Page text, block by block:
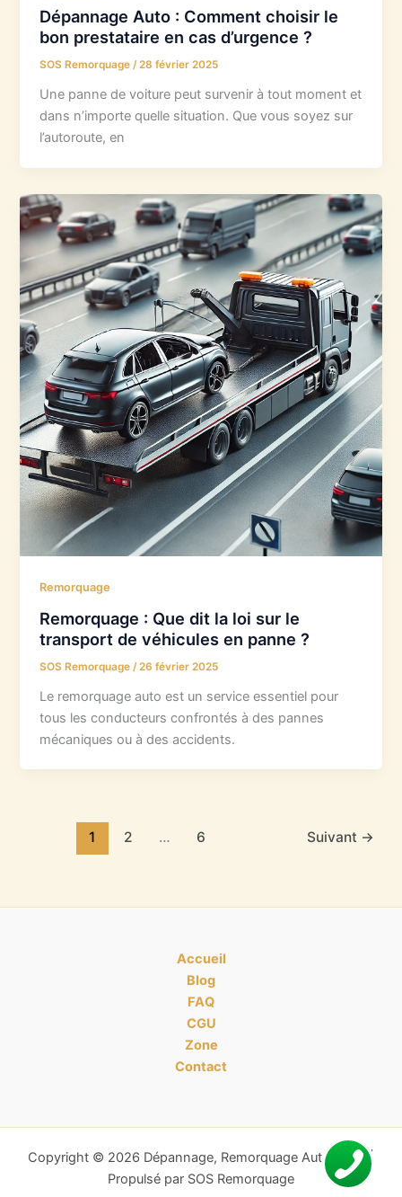
Dépannage Auto : Comment choisir le
bon prestataire en cas d’urgence ?
SOS Remorquage/28 février 2025
Une panne de voiture peut survenir à tout moment et
dans n’importe quelle situation. Que vous soyez sur
l’autoroute, en
Remorquage
Remorquage : Que dit la loi sur le
transport de véhicules en panne ?
SOS Remorquage /26 février 2025
Le remorquage auto est un service essentiel pour
tous les conducteurs confrontés à des pannes
mécaniques ou à des accidents.
1 2 … 6 Suivant →
Accueil
Blog
FAQ
CGU
Zone
Contact
Copyright © 2026 Dépannage, Remorquage Auto Moto |
Propulsé par SOS Remorquage